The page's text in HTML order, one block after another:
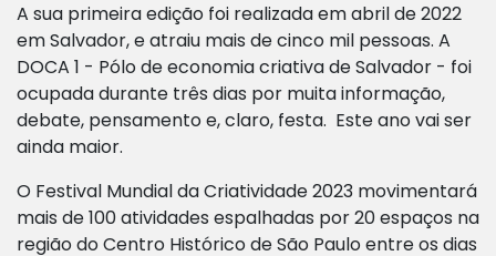
A sua primeira edição foi realizada em abril de 2022
em Salvador, e atraiu mais de cinco mil pessoas. A
DOCA 1 - Pólo de economia criativa de Salvador - foi
ocupada durante três dias por muita informação,
debate, pensamento e, claro, festa. Este ano vai ser
ainda maior.
O Festival Mundial da Criatividade 2023 movimentará
mais de 100 atividades espalhadas por 20 espaços na
região do Centro Histórico de São Paulo entre os dias